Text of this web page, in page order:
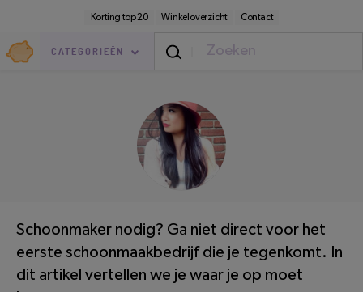
inhoud
Korting top 20 Winkeloverzicht Contact
Goedkoop.nl
CATEGORIEËN
Thuis Binnen LEESTIJD: 2 MINUTEN
Schoonmaker nodig? Ga niet direct voor het
eerste schoonmaakbedrijf die je tegenkomt. In
dit artikel vertellen we je waar je op moet